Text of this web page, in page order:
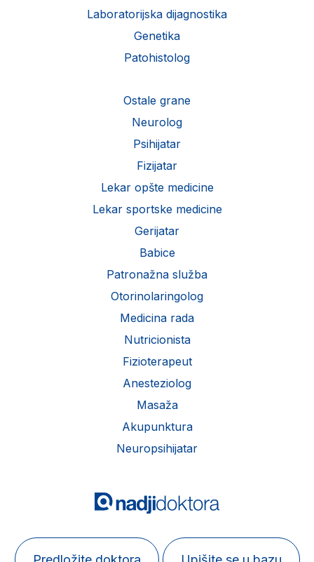
Laboratorijska dijagnostika
Genetika
Patohistolog
Ostale grane
Neurolog
Psihijatar
Fizijatar
Lekar opšte medicine
Lekar sportske medicine
Gerijatar
Babice
Patronažna služba
Otorinolaringolog
Medicina rada
Nutricionista
Fizioterapeut
Anesteziolog
Masaža
Akupunktura
Neuropsihijatar